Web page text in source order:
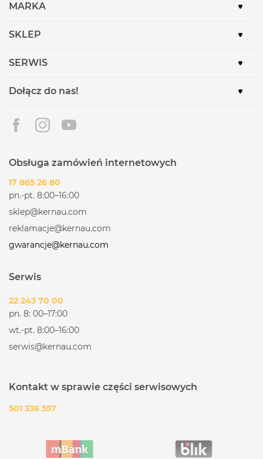
MARKA
SKLEP
SERWIS
Dołącz do nas!
Obsługa zamówień internetowych
17 865 26 80
pn.-pt. 8:00–16:00
sklep@kernau.com
reklamacje@kernau.com
gwarancje@kernau.com
Serwis
22 243 70 00
pn. 8: 00–17:00
wt.-pt. 8:00–16:00
serwis@kernau.com
Kontakt w sprawie części serwisowych
501 336 557